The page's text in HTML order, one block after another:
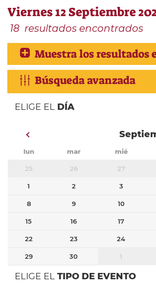
Viernes 12 Septiembre
18 resultados encontrados
Muestra los resultados
Búsqueda avanzada
ELIGE EL DÍA
lun mar mié
25 26 27
1 2 3
8 9 10
15 16 17
22 23 24
29 30 1
ELIGE EL TIPO DE EVENTO